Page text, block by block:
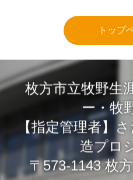
トップ
枚方市立牧野生
ー・牧
【指定管理者】
造プロ
〒573-1143 枚